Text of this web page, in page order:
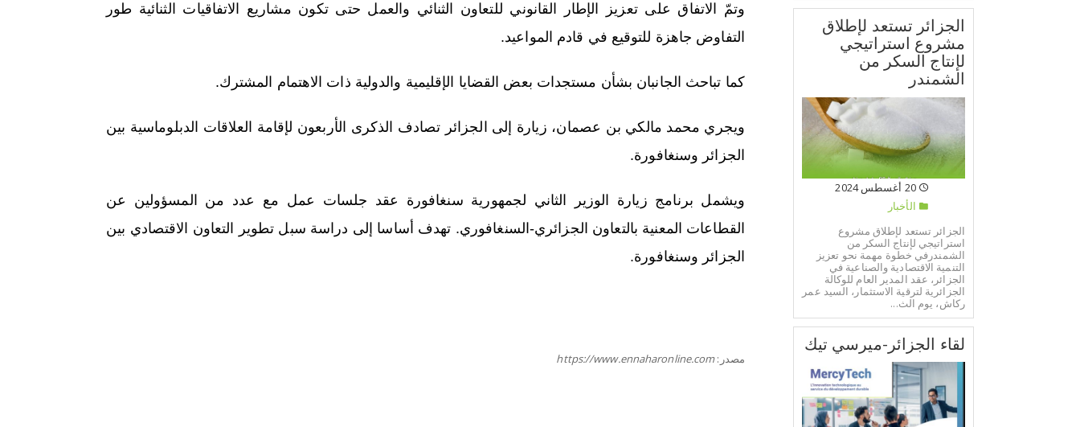
وتمّ الاتفاق على تعزيز الإطار القانوني للتعاون الثنائي والعمل حتى تكون مشاريع الاتفاقيات الثنائية طور
التفاوض جاهزة للتوقيع في قادم المواعيد.
كما تباحث الجانبان بشأن مستجدات بعض القضايا الإقليمية والدولية ذات الاهتمام المشترك.
ويجري محمد مالكي بن عصمان، زيارة إلى الجزائر تصادف الذكرى الأربعون لإقامة العلاقات الدبلوماسية بين
الجزائر وسنغافورة.
ويشمل برنامج زيارة الوزير الثاني لجمهورية سنغافورة عقد جلسات عمل مع عدد من المسؤولين عن
القطاعات المعنية بالتعاون الجزائري-السنغافوري. تهدف أساسا إلى دراسة سبل تطوير التعاون الاقتصادي بين
الجزائر وسنغافورة.
مصدر:https://www.ennaharonline.com
الجزائر تستعد لإطلاق
مشروع استراتيجي
لإنتاج السكر من
الشمندر
20 أغسطس 2024
الأخبار
الجزائر تستعد لإطلاق مشروع
استراتيجي لإنتاج السكر من
الشمندرفي خطوة مهمة نحو تعزيز
التنمية الاقتصادية والصناعية في
الجزائر، عقد المدير العام للوكالة
الجزائرية لترقية الاستثمار، السيد عمر
ركاش، يوم الث...
لقاء الجزائر-ميرسي تيك